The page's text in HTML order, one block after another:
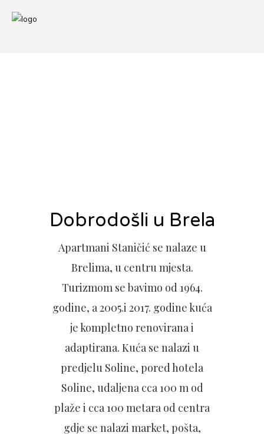
Dobrodošli u Brela
Apartmani Staničić se nalaze u
Brelima, u centru mjesta.
Turizmom se bavimo od 1964.
godine, a 2005.i 2017. godine kuća
je kompletno renovirana i
adaptirana. Kuća se nalazi u
predjelu Soline, pored hotela
Soline, udaljena cca 100 m od
plaže i cca 100 metara od centra
gdje se nalazi market, pošta,